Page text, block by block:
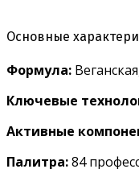
Основные
Формула:
Ключевые
Активные
Палитра:84